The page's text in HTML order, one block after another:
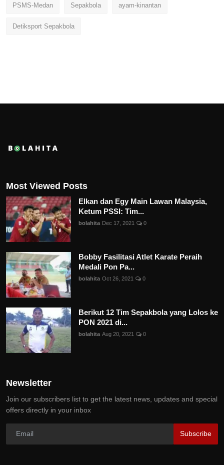
PSMS-Medan Sepakbola ayam-kinantan
Detiksport Sepakbola
Most Viewed Posts
Elkan dan Egy Main Lawan Malaysia,
Ketum PSSI: Tim...
bolahita Dec 17, 2021 0
Bobby Fasilitasi Atlet Karate Peraih
Medali Pon Pa...
bolahita Oct 26, 2021 0
Berikut 12 Tim Sepakbola yang Lolos ke
PON 2021 di...
bolahita Aug 20, 2021 0
Newsletter
Join our subscribers list to get the latest news, updates and special
offers directly in your inbox
Subscribe